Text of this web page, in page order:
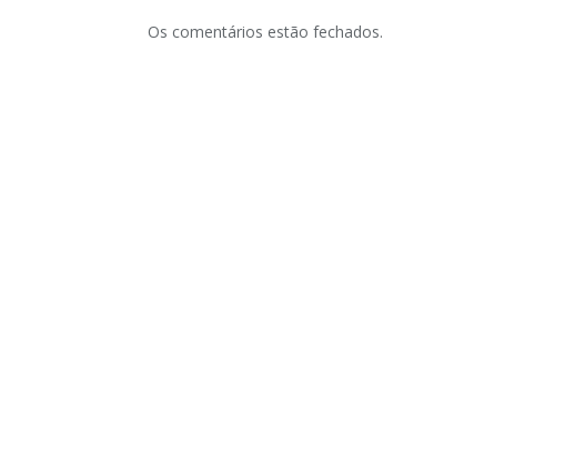
Os comentários estão fechados.